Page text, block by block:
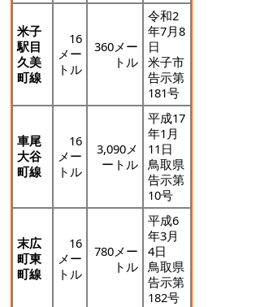
米子
駅目
久美
町線
16
メー
トル
360メー
トル
令和2
年7月8
日
米子市
告示第
181号
車尾
大谷
町線
16
メー
トル
3,090メ
ートル
平成17
年1月
11日
鳥取県
告示第
10号
末広
町東
町線
16
メー
トル
780メー
トル
平成6
年3月
4日
鳥取県
告示第
182号